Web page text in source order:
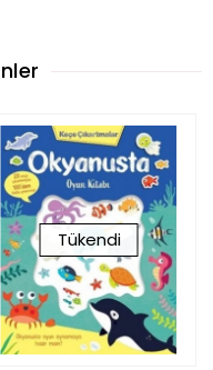
Tükendi